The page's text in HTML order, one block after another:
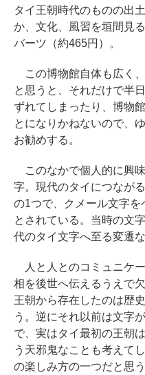
タイ王朝時代のものの出
か、文化、風習を垣間見
バーツ（約465円）。
この博物館自体も広く
と思うと、それだけで半
ずれてしまったり、博物
とになりかねないので、
お勧めする。
このなかで個人的に興
字。現代のタイにつなが
の1つで、クメール文字
とされている。当時の文
代のタイ文字へ至る変遷
人と人とのコミュニケ
相を後世へ伝えるうえで
王朝から存在したのは歴
う。逆にそれ以前は文字
で、実はタイ最初の王朝
う天邪鬼なことも考えて
の楽しみ方の一つだと思